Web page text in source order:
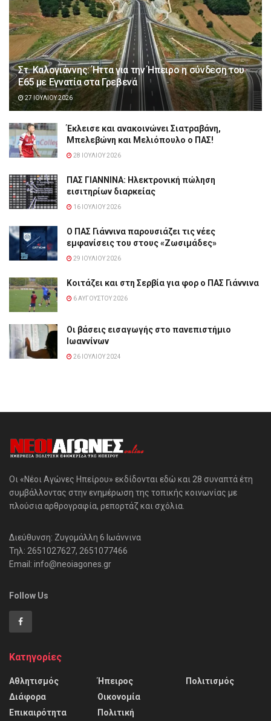
Στ. Καλογιάννης: Ήττα για την Ήπειρο η σύνδεση του
Ε65 με Εγνατία στα Γρεβενά
27 ΙΟΥΛΊΟΥ 2026
Έκλεισε και ανακοινώνει Σιατραβάνη,
Μπελεβώνη και Μελιόπουλο ο ΠΑΣ!
28 ΙΟΥΛΊΟΥ 2026
ΠΑΣ ΓΙΑΝΝΙΝΑ: Hλεκτρονική πώληση
εισιτηρίων διαρκείας
16 ΙΟΥΛΊΟΥ 2026
Ο ΠΑΣ Γιάννινα παρουσιάζει τις νέες
εμφανίσεις του στους «Ζωσιμάδες»
29 ΙΟΥΛΊΟΥ 2026
Κοιτάζει και στη Σερβία για φορ ο ΠΑΣ Γιάννινα
6 ΑΥΓΟΎΣΤΟΥ 2026
Οι βάσεις εισαγωγής στο πανεπιστήμιο
Ιωαννίνων
26 ΙΟΥΛΊΟΥ 2024
Οι «Νέοι Αγώνες Ηπείρου» εκδίδονται εδώ και 28 συναπτά έτη
συμβάλλοντας στην ενημέρωση της τοπικής κοινωνίας με
πλούσια αρθρογραφία, ρεπορτάζ και σχόλια.
Διεύθυνση: Ζυγομάλλη 6 Ιωάννινα
Τηλ: 2651027627, 2651077466
Email: info@neoiagones.gr
Follow Us
Κατηγορίες
Αθλητισμός
Διάφορα
Επικαιρότητα
Ήπειρος
Οικονομία
Πολιτική
Πολιτισμός